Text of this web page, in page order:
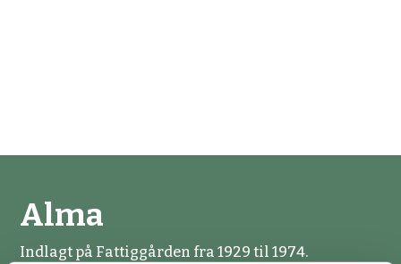
Alma
Indlagt på Fattiggården fra 1929 til 1974.